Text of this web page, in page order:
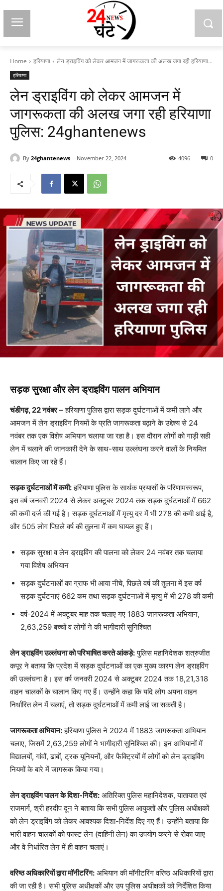
Home हरियाणा लेन ड्राइविंग को लेकर आमजन में जागरूकता की अलख जगा रही हरियाणा...
हरियाणा
लेन ड्राइविंग को लेकर आमजन में
जागरूकता की अलख जगा रही हरियाणा
पुलिस: 24ghantenews
By 24ghantenews November 22, 2024 0
4096
सड़क सुरक्षा और लेन ड्राइविंग पालन अभियान
चंडीगढ़, 22 नवंबर– हरियाणा पुलिस द्वारा सड़क दुर्घटनाओं में कमी लाने और
आमजन में लेन ड्राइविंग नियमों के प्रति जागरूकता बढ़ाने के उद्देश्य से 24
नवंबर तक एक विशेष अभियान चलाया जा रहा है। इस दौरान लोगों को गाड़ी सही
लेन में चलाने की जानकारी देने के साथ-साथ उल्लंघना करने वालों के नियमित
चालान किए जा रहे हैं।
सड़क दुर्घटनाओं में कमी:हरियाणा पुलिस के सार्थक प्रयासों के परिणामस्वरूप,
इस वर्ष जनवरी 2024 से लेकर अक्टूबर 2024 तक सड़क दुर्घटनाओं में 662
की कमी दर्ज की गई है। सड़क दुर्घटनाओं में मृत्यु दर में भी 278 की कमी आई है,
और 505 लोग पिछले वर्ष की तुलना में कम घायल हुए हैं।
सड़क सुरक्षा व लेन ड्राइविंग की पालना को लेकर 24 नवंबर तक चलाया
गया विशेष अभियान
सड़क दुर्घटनाओं का ग्राफ भी आया नीचे, पिछले वर्ष की तुलना में इस वर्ष
सड़क दुर्घटनाएं 662 कम तथा सड़क दुर्घटनाओं में मृत्यु में भी 278 की कमी
वर्ष-2024 में अक्टूबर माह तक चलाए गए 1883 जागरूकता अभियान,
2,63,259 बच्चों व लोगों ने की भागीदारी सुनिश्चित
लेन ड्राइविंग उल्लंघना को परिभाषित करते आंकड़े:पुलिस महानिदेशक शत्रुजीत
कपूर ने बताया कि प्रदेश में सड़क दुर्घटनाओं का एक मुख्य कारण लेन ड्राइविंग
की उल्लंघना है। इस वर्ष जनवरी 2024 से अक्टूबर 2024 तक 18,21,318
वाहन चालकों के चालान किए गए हैं। उन्होंने कहा कि यदि लोग अपना वाहन
निर्धारित लेन में चलाएं, तो सड़क दुर्घटनाओं में कमी लाई जा सकती है।
जागरूकता अभियान:हरियाणा पुलिस ने 2024 में 1883 जागरूकता अभियान
चलाए, जिसमें 2,63,259 लोगों ने भागीदारी सुनिश्चित की। इन अभियानों में
विद्यालयों, गांवों, ढाबों, ट्रक यूनियनों, और फैक्ट्रियों में लोगों को लेन ड्राइविंग
नियमों के बारे में जागरूक किया गया।
लेन ड्राइविंग पालन के दिशा-निर्देश: अतिरिक्त पुलिस महानिदेशक, यातायात एवं
राजमार्ग, श्री हरदीप दून ने बताया कि सभी पुलिस आयुक्तों और पुलिस अधीक्षकों
को लेन ड्राइविंग को लेकर आवश्यक दिशा-निर्देश दिए गए हैं। उन्होंने बताया कि
भारी वाहन चालकों को फास्ट लेन (दाहिनी लेन) का उपयोग करने से रोका जाए
और वे निर्धारित लेन में ही वाहन चलाएं।
वरिष्ठ अधिकारियों द्वारा मॉनीटरिंग: अभियान की मॉनीटरिंग वरिष्ठ अधिकारियों द्वारा
की जा रही है। सभी पुलिस अधीक्षकों और उप पुलिस अधीक्षकों को निर्देशित किया